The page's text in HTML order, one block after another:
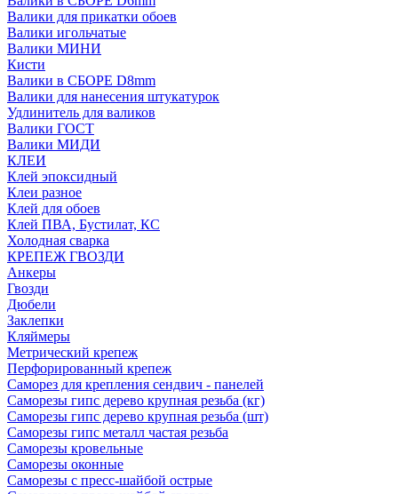
Валики для прикатки обоев
Валики игольчатые
Валики МИНИ
Кисти
Валики в СБОРЕ D8mm
Валики для нанесения штукатурок
Удлинитель для валиков
Валики ГОСТ
Валики МИДИ
КЛЕИ
Клей эпоксидный
Клеи разное
Клей для обоев
Клей ПВА, Бустилат, КС
Холодная сварка
КРЕПЕЖ ГВОЗДИ
Анкеры
Гвозди
Дюбели
Заклепки
Кляймеры
Метрический крепеж
Перфорированный крепеж
Саморез для крепления сендвич - панелей
Саморезы гипс дерево крупная резьба (кг)
Саморезы гипс дерево крупная резьба (шт)
Саморезы гипс металл частая резьба
Саморезы кровельные
Саморезы оконные
Саморезы с пресс-шайбой острые